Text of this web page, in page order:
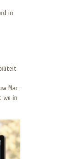
in
Mac.
we in